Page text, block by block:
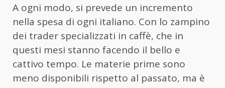
A ogni modo, si prevede un incremento
nella spesa di ogni italiano. Con lo zampino
dei trader specializzati in caffè, che in
questi mesi stanno facendo il bello e
cattivo tempo. Le materie prime sono
meno disponibili rispetto al passato, ma è